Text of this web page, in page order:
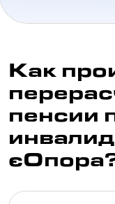
Как
пенсии